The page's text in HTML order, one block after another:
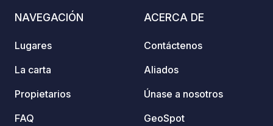
NAVEGACIÓN
Lugares
La carta
Propietarios
FAQ
ACERCA DE
Contáctenos
Aliados
Únase a nosotros
GeoSpot